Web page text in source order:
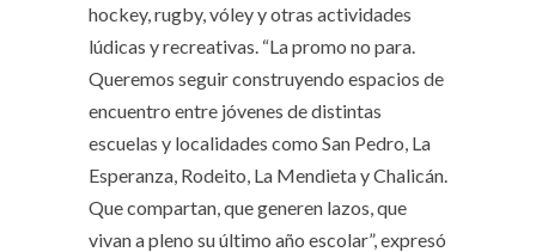
hockey, rugby, vóley y otras actividades
lúdicas y recreativas. “La promo no para.
Queremos seguir construyendo espacios de
encuentro entre jóvenes de distintas
escuelas y localidades como San Pedro, La
Esperanza, Rodeito, La Mendieta y Chalicán.
Que compartan, que generen lazos, que
vivan a pleno su último año escolar”, expresó